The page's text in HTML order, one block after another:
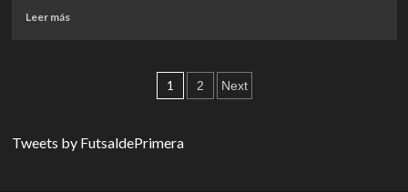
Leer másRead
nunca
Paginación
entradas
1 2 Next
Tweets by FutsaldePrimera